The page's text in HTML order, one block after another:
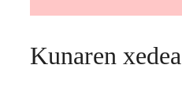
Kunaren xedea